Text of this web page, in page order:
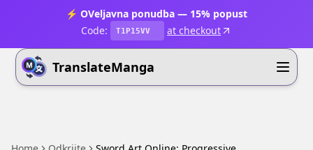
⚡ OVeljavna ponudba — 15% popust
Code:
T1P15VV at checkout
TranslateManga